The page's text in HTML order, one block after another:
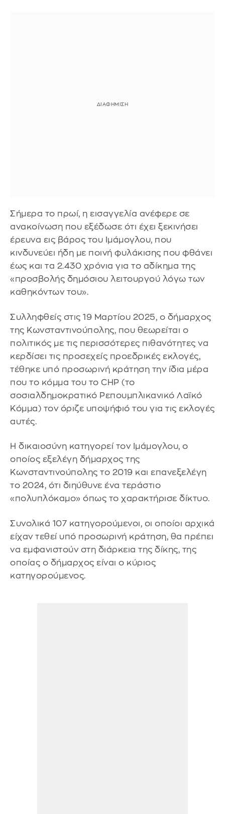
Σήμερα το πρωί, η εισαγγελία ανέφερε σε
ανακοίνωση που εξέδωσε ότι έχει ξεκινήσει
έρευνα εις βάρος του Ιμάμογλου, που
κινδυνεύει ήδη με ποινή φυλάκισης που φθάνει
έως και τα 2.430 χρόνια για το αδίκημα της
«προσβολής δημόσιου λειτουργού λόγω των
καθηκόντων του».
Συλληφθείς στις 19 Μαρτίου 2025, ο δήμαρχος
της Κωνσταντινούπολης, που θεωρείται ο
πολιτικός με τις περισσότερες πιθανότητες να
κερδίσει τις προσεχείς προεδρικές εκλογές,
τέθηκε υπό προσωρινή κράτηση την ίδια μέρα
που το κόμμα του το CHP (το
σοσιαλδημοκρατικό Ρεπουμπλικανικό Λαϊκό
Κόμμα) τον όριζε υποψήφιό του για τις εκλογές
αυτές.
Η δικαιοσύνη κατηγορεί τον Ιμάμογλου, ο
οποίος εξελέγη δήμαρχος της
Κωνσταντινούπολης το 2019 και επανεξελέγη
το 2024, ότι διηύθυνε ένα τεράστιο
«πολυπλόκαμο» όπως το χαρακτήρισε δίκτυο.
Συνολικά 107 κατηγορούμενοι, οι οποίοι αρχικά
είχαν τεθεί υπό προσωρινή κράτηση, θα πρέπει
να εμφανιστούν στη διάρκεια της δίκης, της
οποίας ο δήμαρχος είναι ο κύριος
κατηγορούμενος.